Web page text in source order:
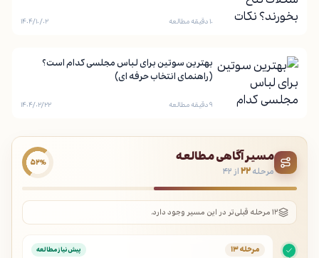
۱۰ دقیقه مطالعه ۱۴۰۴/۱۰/۰۲
بهترین سوتین برای لباس مجلسی کدام است؟
(راهنمای انتخاب حرفه ای)
۹ دقیقه مطالعه ۱۴۰۴/۰۲/۲۲
مسیر آگاهی مطالعه
مرحله۲۲از ۴۲
۵۲٪
۱۲ مرحله قبلی‌تر در این مسیر وجود دارد.
مرحله ۱۳ پیش‌نیاز مطالعه